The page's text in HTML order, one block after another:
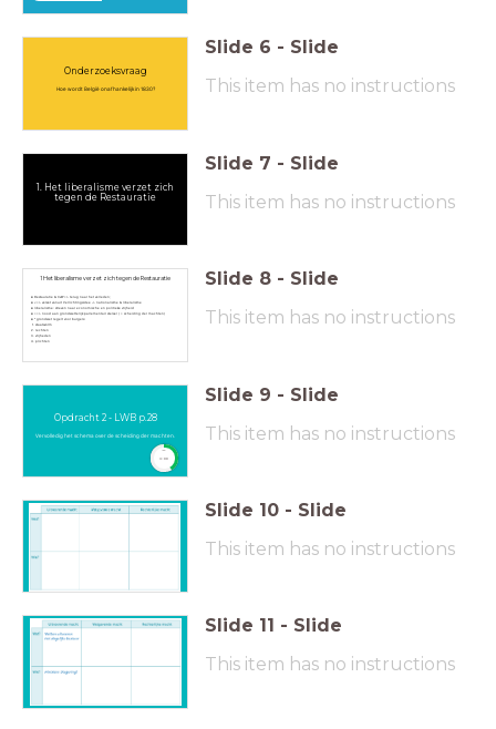
Onderzoeksvraag
Hoe wordt België onafhankelijk in 1830?
Slide 6 - Slide
This item has no instructions
1. Het liberalisme verzet zich
tegen de Restauratie
Slide 7 - Slide
This item has no instructions
1 Het liberalisme verzet zich tegen de Restauratie
Restauratie & CvW => terug naar het verleden;
<=> verzet vanuit Verlichtingsidee -> nationalisme & liberalisme
liberalisme: streven naar economische en politieke vrijheid
==> nood aan grondwettelijk parlementair stelsel ( = scheiding der machten)
* grondwet regelt voor burgers:
staatsvorm
rechten
vrijheden
plichten
Slide 8 - Slide
This item has no instructions
Opdracht 2 - LWB p.28
Vervolledig het schema over de scheiding der machten.
3:00
Slide 9 - Slide
This item has no instructions
Slide 10 - Slide
This item has no instructions
Slide 11 - Slide
This item has no instructions